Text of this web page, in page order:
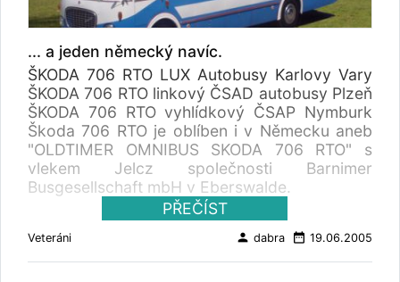
... a jeden německý navíc.
ŠKODA 706 RTO LUX Autobusy Karlovy Vary
ŠKODA 706 RTO linkový ČSAD autobusy Plzeň
ŠKODA 706 RTO vyhlídkový ČSAP Nymburk
Škoda 706 RTO je oblíben i v Německu aneb
"OLDTIMER OMNIBUS SKODA 706 RTO" s
vlekem Jelcz společnosti Barnimer
Busgesellschaft mbH v Eberswalde.
PŘEČÍST
Veteráni person dabra date_range 19.06.2005